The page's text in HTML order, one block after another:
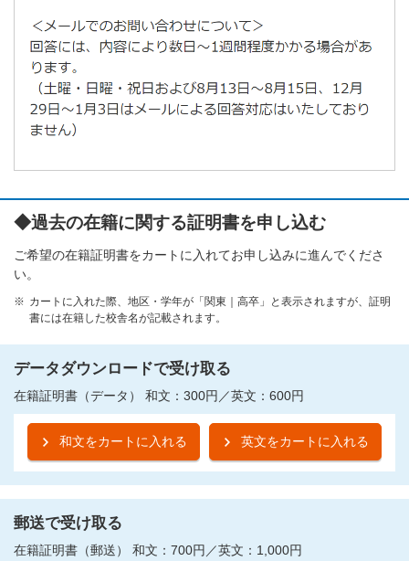
◆過去の在籍に関する証明書を申し込む
ご希望の在籍証明書をカートに入れてお申し込みに進んでくださ
い。
カートに入れた際、地区・学年が「関東｜高卒」と表示されますが、証明
書には在籍した校舎名が記載されます。
データダウンロードで受け取る
在籍証明書（データ） 和文：300円／英文：600円
和文をカートに入れる 英文をカートに入れる
郵送で受け取る
在籍証明書（郵送） 和文：700円／英文：1,000円